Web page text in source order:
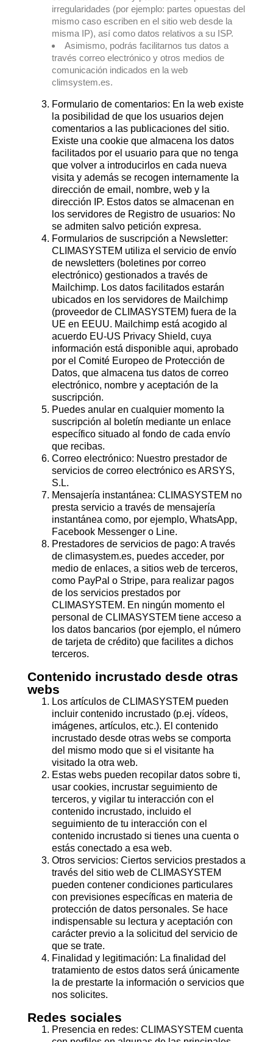
irregularidades (por ejemplo: partes opuestas del
mismo caso escriben en el sitio web desde la
misma IP), así como datos relativos a su ISP.
Asimismo, podrás facilitarnos tus datos a
través correo electrónico y otros medios de
comunicación indicados en la web
climsystem.es.
Formulario de comentarios: En la web existe
la posibilidad de que los usuarios dejen
comentarios a las publicaciones del sitio.
Existe una cookie que almacena los datos
facilitados por el usuario para que no tenga
que volver a introducirlos en cada nueva
visita y además se recogen internamente la
dirección de email, nombre, web y la
dirección IP. Estos datos se almacenan en
los servidores de Registro de usuarios: No
se admiten salvo petición expresa.
Formularios de suscripción a Newsletter:
CLIMASYSTEM utiliza el servicio de envío
de newsletters (boletines por correo
electrónico) gestionados a través de
Mailchimp. Los datos facilitados estarán
ubicados en los servidores de Mailchimp
(proveedor de CLIMASYSTEM) fuera de la
UE en EEUU. Mailchimp está acogido al
acuerdo EU-US Privacy Shield, cuya
información está disponible aqui, aprobado
por el Comité Europeo de Protección de
Datos, que almacena tus datos de correo
electrónico, nombre y aceptación de la
suscripción.
Puedes anular en cualquier momento la
suscripción al boletín mediante un enlace
específico situado al fondo de cada envío
que recibas.
Correo electrónico: Nuestro prestador de
servicios de correo electrónico es ARSYS,
S.L.
Mensajería instantánea: CLIMASYSTEM no
presta servicio a través de mensajería
instantánea como, por ejemplo, WhatsApp,
Facebook Messenger o Line.
Prestadores de servicios de pago: A través
de climasystem.es, puedes acceder, por
medio de enlaces, a sitios web de terceros,
como PayPal o Stripe, para realizar pagos
de los servicios prestados por
CLIMASYSTEM. En ningún momento el
personal de CLIMASYSTEM tiene acceso a
los datos bancarios (por ejemplo, el número
de tarjeta de crédito) que facilites a dichos
terceros.
Contenido incrustado desde otras
webs
Los artículos de CLIMASYSTEM pueden
incluir contenido incrustado (p.ej. vídeos,
imágenes, artículos, etc.). El contenido
incrustado desde otras webs se comporta
del mismo modo que si el visitante ha
visitado la otra web.
Estas webs pueden recopilar datos sobre ti,
usar cookies, incrustar seguimiento de
terceros, y vigilar tu interacción con el
contenido incrustado, incluido el
seguimiento de tu interacción con el
contenido incrustado si tienes una cuenta o
estás conectado a esa web.
Otros servicios: Ciertos servicios prestados a
través del sitio web de CLIMASYSTEM
pueden contener condiciones particulares
con previsiones específicas en materia de
protección de datos personales. Se hace
indispensable su lectura y aceptación con
carácter previo a la solicitud del servicio de
que se trate.
Finalidad y legitimación: La finalidad del
tratamiento de estos datos será únicamente
la de prestarte la información o servicios que
nos solicites.
Redes sociales
Presencia en redes: CLIMASYSTEM cuenta